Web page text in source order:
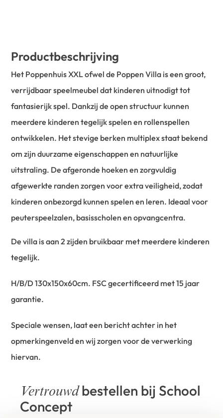
Productbeschrijving
Het Poppenhuis XXL ofwel de Poppen Villa is een groot,
verrijdbaar speelmeubel dat kinderen uitnodigt tot
fantasierijk spel. Dankzij de open structuur kunnen
meerdere kinderen tegelijk spelen en rollenspellen
ontwikkelen. Het stevige berken multiplex staat bekend
om zijn duurzame eigenschappen en natuurlijke
uitstraling. De afgeronde hoeken en zorgvuldig
afgewerkte randen zorgen voor extra veiligheid, zodat
kinderen onbezorgd kunnen spelen en leren. Ideaal voor
peuterspeelzalen, basisscholen en opvangcentra.
De villa is aan 2 zijden bruikbaar met meerdere kinderen
tegelijk.
H/B/D 130x150x60cm. FSC gecertificeerd met 15 jaar
garantie.
Speciale wensen, laat een bericht achter in het
opmerkingenveld en wij zorgen voor de verwerking
hiervan.
Vertrouwdbestellen bij School
Concept